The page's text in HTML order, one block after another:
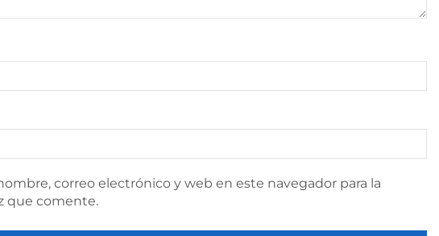
correo electrónico y web en este navegador para la
que comente.